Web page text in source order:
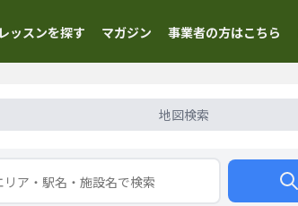
レッスンを探す マガジン 事業者の方はこちら
地図検索